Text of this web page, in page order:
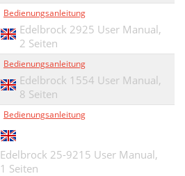
Bedienungsanleitung
Edelbrock 2925 User Manual,
2 Seiten
Bedienungsanleitung
Edelbrock 1554 User Manual,
8 Seiten
Bedienungsanleitung
Edelbrock 25-9215 User Manual,
1 Seiten